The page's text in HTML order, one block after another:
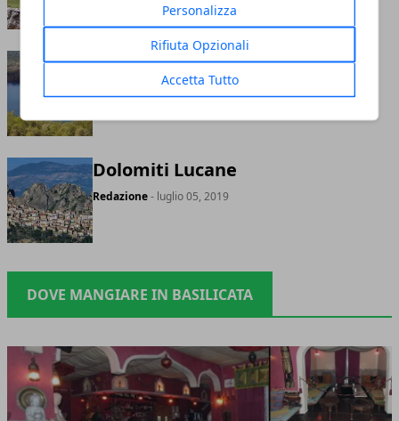
Personalizza
Rifiuta Opzionali
Accetta Tutto
Laghi di Monticchio
- luglio 05, 2019
Dolomiti Lucane
Redazione- luglio 05, 2019
DOVE MANGIARE IN BASILICATA